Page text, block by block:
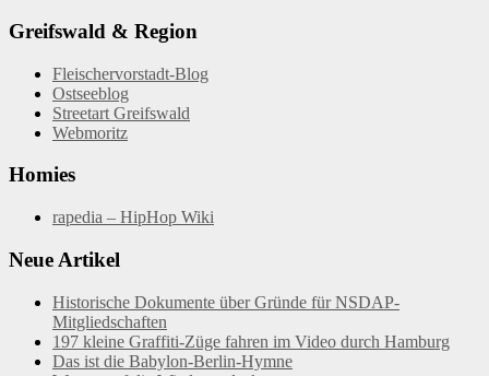
Greifswald & Region
Fleischervorstadt-Blog
Ostseeblog
Streetart Greifswald
Webmoritz
Homies
rapedia – HipHop Wiki
Neue Artikel
Historische Dokumente über Gründe für NSDAP-
Mitgliedschaften
197 kleine Graffiti-Züge fahren im Video durch Hamburg
Das ist die Babylon-Berlin-Hymne